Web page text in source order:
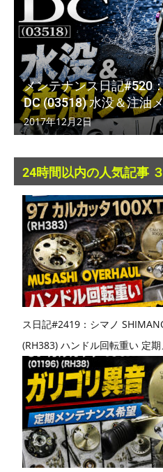
メンテナンス日記#520
DC (03518) 水没＆注油
2017年12月2日
24時間以内の人気記事 ３
ス日記#2419：シマノ
(RH383) ハンドル回転重い 定